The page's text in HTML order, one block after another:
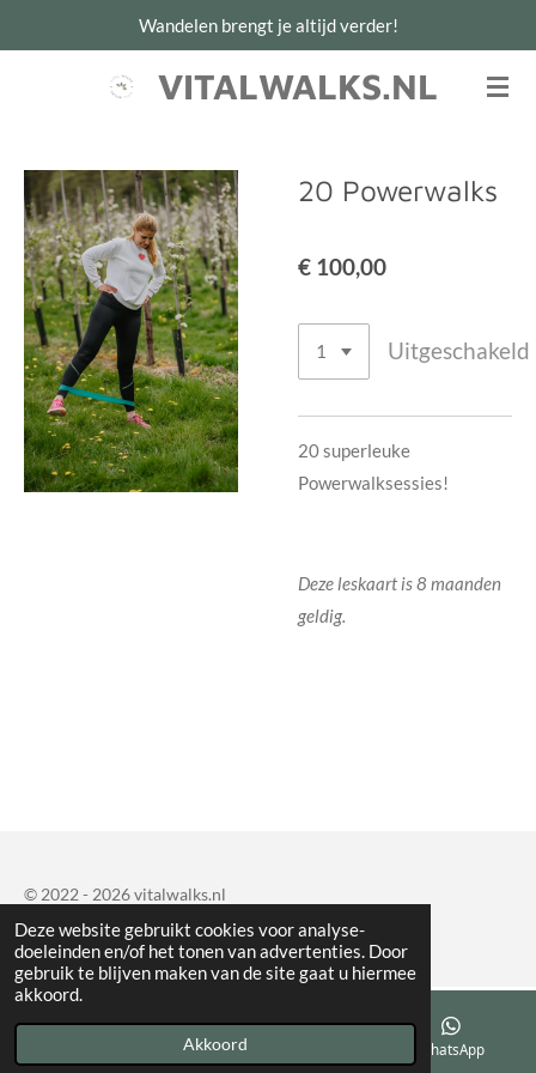
Deze website gebruikt cookies voor analyse-
doeleinden en/of het tonen van advertenties. Door
gebruik te blijven maken van de site gaat u hiermee
akkoord.
Akkoord
VITALWALKS.NL
Wandelen brengt je altijd verder!
20 Powerwalks
€ 100,00
Uitgeschakeld
20 superleuke
Powerwalksessies!
Deze leskaart is 8 maanden
geldig.
© 2022 - 2026 vitalwalks.nl
Powered byJouwWeb
Telefoonnummer WhatsApp